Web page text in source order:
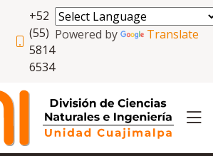
+52
(55)
5814
6534
Powered by Translate